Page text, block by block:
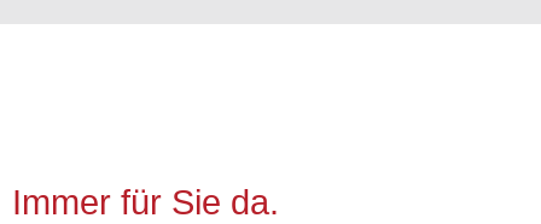
Immer für Sie da.